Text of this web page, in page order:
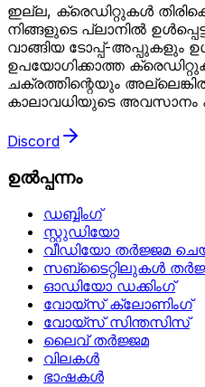
ഇല്ല, ക്രെഡിറ്റുകൾ
നിങ്ങളുടെ പ്ലാനിൽ
വാങ്ങിയ ടോപ്പ്-അപ്പുകളും
ഉപയോഗിക്കാത്ത
ചക്രത്തിന്റെയും
കാലാവധിയുടെ അവസാനം
Discord
ഉൽപ്പന്നം
ഡബ്ബിംഗ്
സ്റ്റുഡിയോ
വീഡിയോ തർജ്ജമ
സബ്ടൈറ്റിലുകൾ
ഓഡിയോ ഡക്കിംഗ്
വോയ്‌സ് ക്ലോണിംഗ്
വോയ്‌സ് സിന്തസിസ്
ലൈവ് തർജ്ജമ
വിലകൾ
ഭാഷകൾ